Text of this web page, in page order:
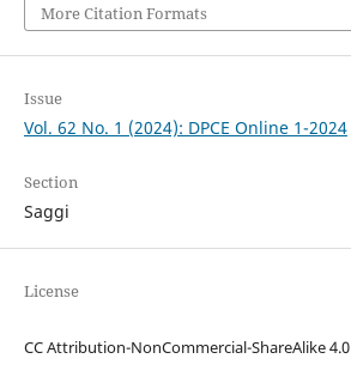
More Citation Formats
Issue
Vol. 62 No. 1 (2024): DPCE Online 1-2024
Section
Saggi
License
CC Attribution-NonCommercial-ShareAlike 4.0